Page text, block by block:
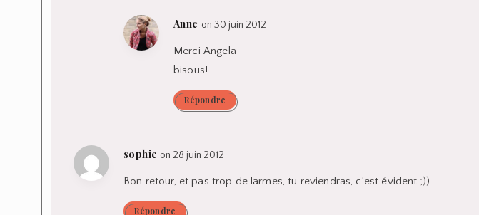
Anne on 30 juin 2012
Merci Angela
bisous!
Répondre
sophie on 28 juin 2012
Bon retour, et pas trop de larmes, tu reviendras, c’est évident ;))
Répondre